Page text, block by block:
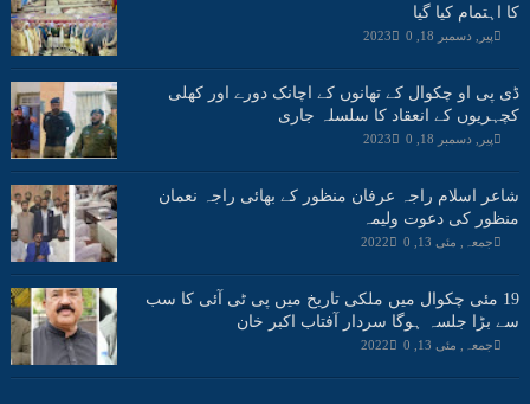
کا اہتمام کیا گیا
پیر, دسمبر 18, 2023 0
ڈی پی او چکوال کے تھانوں کے اچانک دورے اور کھلی
کچہریوں کے انعقاد کا سلسلہ جاری
پیر, دسمبر 18, 2023 0
شاعر اسلام راجہ عرفان منظور کے بھائی راجہ نعمان
منظور کی دعوت ولیمہ
جمعہ, مئی 13, 2022 0
19 مئی چکوال میں ملکی تاریخ میں پی ٹی آئی کا سب
سے بڑا جلسہ ہوگا سردار آفتاب اکبر خان
جمعہ, مئی 13, 2022 0